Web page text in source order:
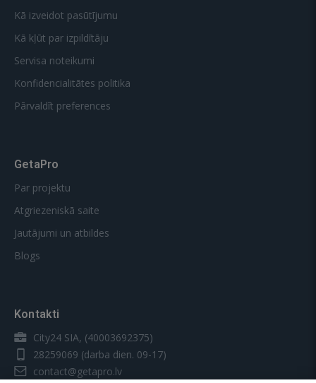
Kā izveidot pasūtījumu
Kā kļūt par izpildītāju
Servisa noteikumi
Konfidencialitātes politika
Pārvaldīt preferences
GetaPro
Par projektu
Atgriezeniskā saite
Jautājumi un atbildes
Blogs
Kontakti
City24 SIA, (40003692375)
28259069 (darba dien. 09-17)
contact@getapro.lv